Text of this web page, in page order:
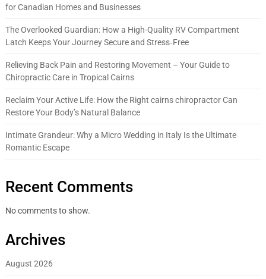
for Canadian Homes and Businesses
The Overlooked Guardian: How a High-Quality RV Compartment
Latch Keeps Your Journey Secure and Stress‑Free
Relieving Back Pain and Restoring Movement – Your Guide to
Chiropractic Care in Tropical Cairns
Reclaim Your Active Life: How the Right cairns chiropractor Can
Restore Your Body’s Natural Balance
Intimate Grandeur: Why a Micro Wedding in Italy Is the Ultimate
Romantic Escape
Recent Comments
No comments to show.
Archives
August 2026